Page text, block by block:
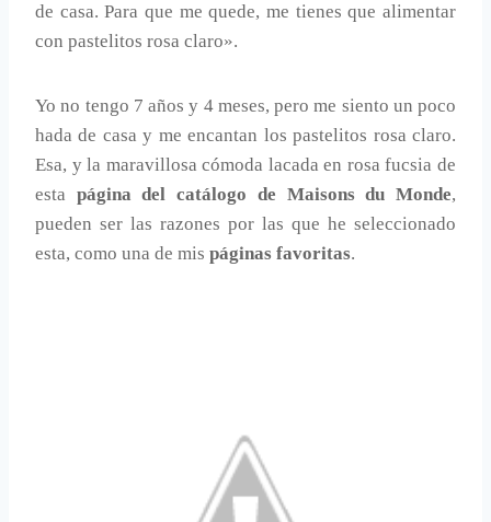
de casa. Para que me quede, me tienes que alimentar
con pastelitos rosa claro».
Yo no tengo 7 años y 4 meses, pero me siento un poco
hada de casa y me encantan los pastelitos rosa claro.
Esa, y la maravillosa cómoda lacada en rosa fucsia de
esta página del catálogo de Maisons du Monde,
pueden ser las razones por las que he seleccionado
esta, como una de mis páginas favoritas.